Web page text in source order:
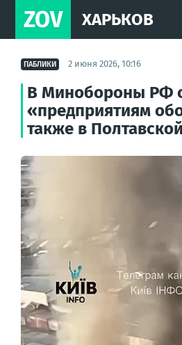
ZOV ХАРЬКОВ
ПАБЛИКИ 2 июня 2026, 10:16
В Минобороны РФ
«предприятиям
также в